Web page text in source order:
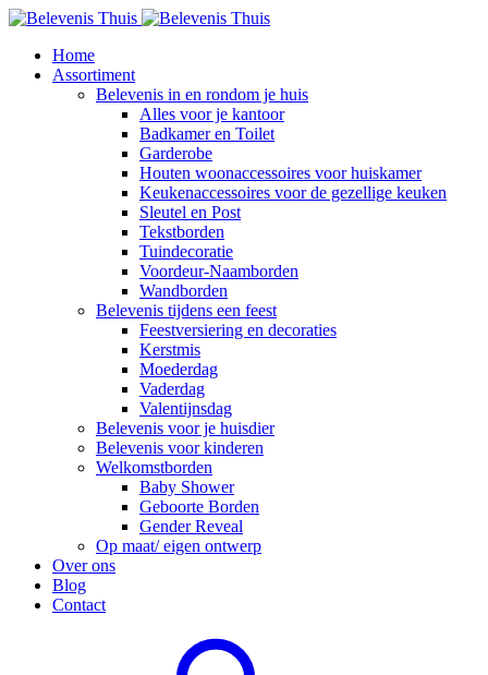
Home
Assortiment
Belevenis in en rondom je huis
Alles voor je kantoor
Badkamer en Toilet
Garderobe
Houten woonaccessoires voor huiskamer
Keukenaccessoires voor de gezellige keuken
Sleutel en Post
Tekstborden
Tuindecoratie
Voordeur-Naamborden
Wandborden
Belevenis tijdens een feest
Feestversiering en decoraties
Kerstmis
Moederdag
Vaderdag
Valentijnsdag
Belevenis voor je huisdier
Belevenis voor kinderen
Welkomstborden
Baby Shower
Geboorte Borden
Gender Reveal
Op maat/ eigen ontwerp
Over ons
Blog
Contact